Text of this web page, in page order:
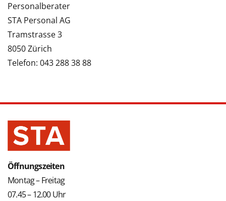
Personalberater
STA Personal AG
Tramstrasse 3
8050 Zürich
Telefon: 043 288 38 88
Öffnungszeiten
Montag – Freitag
07.45 – 12.00 Uhr